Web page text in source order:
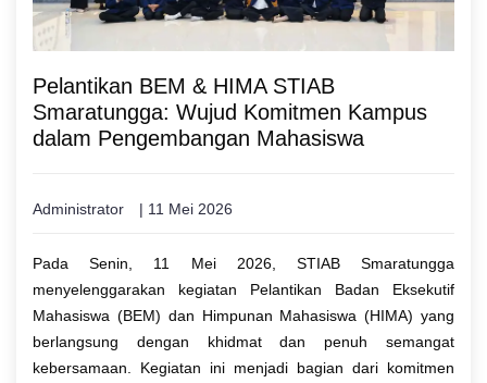
Pelantikan BEM & HIMA STIAB
Smaratungga: Wujud Komitmen Kampus
dalam Pengembangan Mahasiswa
Administrator | 11 Mei 2026
Pada Senin, 11 Mei 2026, STIAB Smaratungga
menyelenggarakan kegiatan Pelantikan Badan Eksekutif
Mahasiswa (BEM) dan Himpunan Mahasiswa (HIMA) yang
berlangsung dengan khidmat dan penuh semangat
kebersamaan. Kegiatan ini menjadi bagian dari komitmen